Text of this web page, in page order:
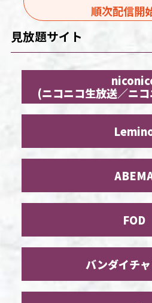
順次配信開
見放題サイト
(ニコニコ生放送／ニコ
FOD
バンダイチ